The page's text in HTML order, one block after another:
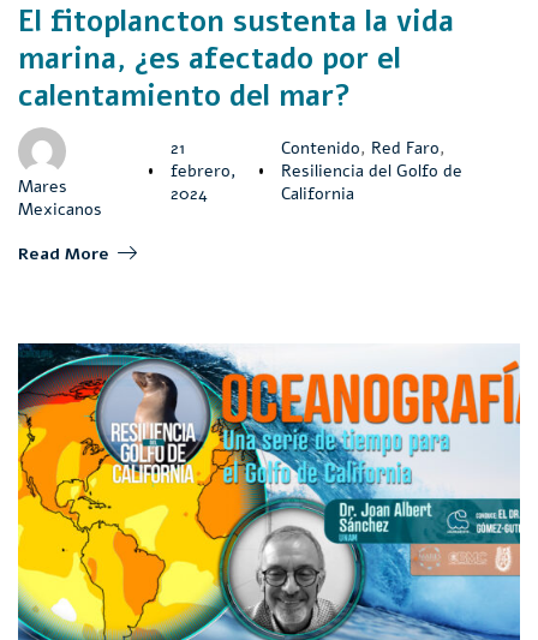
El fitoplancton sustenta la vida
marina, ¿es afectado por el
calentamiento del mar?
Mares
Mexicanos
21
febrero,
2024
Contenido, Red Faro,
Resiliencia del Golfo de
California
Read More